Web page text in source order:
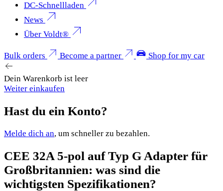
DC-Schnellladen
News
Über Voldt®
Bulk orders Become a partner Shop for my car
Dein Warenkorb ist leer
Weiter einkaufen
Hast du ein Konto?
Melde dich an, um schneller zu bezahlen.
CEE 32A 5-pol auf Typ G Adapter für
Großbritannien: was sind die
wichtigsten Spezifikationen?